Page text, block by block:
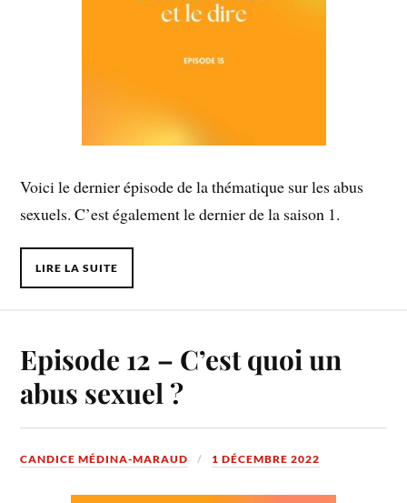
Voici le dernier épisode de la thématique sur les abus
sexuels. C’est également le dernier de la saison 1.
LIRE LA SUITE
Episode 12 – C’est quoi un
abus sexuel ?
CANDICE MÉDINA-MARAUD 1 DÉCEMBRE 2022